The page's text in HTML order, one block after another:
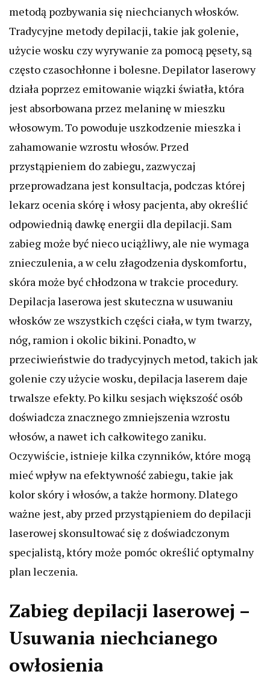
metodą pozbywania się niechcianych włosków.
Tradycyjne metody depilacji, takie jak golenie,
użycie wosku czy wyrywanie za pomocą pęsety, są
często czasochłonne i bolesne. Depilator laserowy
działa poprzez emitowanie wiązki światła, która
jest absorbowana przez melaninę w mieszku
włosowym. To powoduje uszkodzenie mieszka i
zahamowanie wzrostu włosów. Przed
przystąpieniem do zabiegu, zazwyczaj
przeprowadzana jest konsultacja, podczas której
lekarz ocenia skórę i włosy pacjenta, aby określić
odpowiednią dawkę energii dla depilacji. Sam
zabieg może być nieco uciążliwy, ale nie wymaga
znieczulenia, a w celu złagodzenia dyskomfortu,
skóra może być chłodzona w trakcie procedury.
Depilacja laserowa jest skuteczna w usuwaniu
włosków ze wszystkich części ciała, w tym twarzy,
nóg, ramion i okolic bikini. Ponadto, w
przeciwieństwie do tradycyjnych metod, takich jak
golenie czy użycie wosku, depilacja laserem daje
trwalsze efekty. Po kilku sesjach większość osób
doświadcza znacznego zmniejszenia wzrostu
włosów, a nawet ich całkowitego zaniku.
Oczywiście, istnieje kilka czynników, które mogą
mieć wpływ na efektywność zabiegu, takie jak
kolor skóry i włosów, a także hormony. Dlatego
ważne jest, aby przed przystąpieniem do depilacji
laserowej skonsultować się z doświadczonym
specjalistą, który może pomóc określić optymalny
plan leczenia.
Zabieg depilacji laserowej –
Usuwania niechcianego
owłosienia